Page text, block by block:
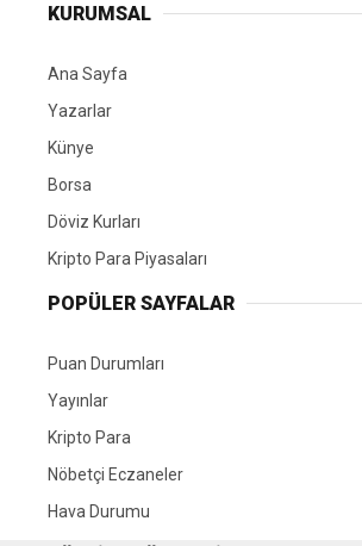
KURUMSAL
Ana Sayfa
Yazarlar
Künye
Borsa
Döviz Kurları
Kripto Para Piyasaları
POPÜLER SAYFALAR
Puan Durumları
Yayınlar
Kripto Para
Nöbetçi Eczaneler
Hava Durumu